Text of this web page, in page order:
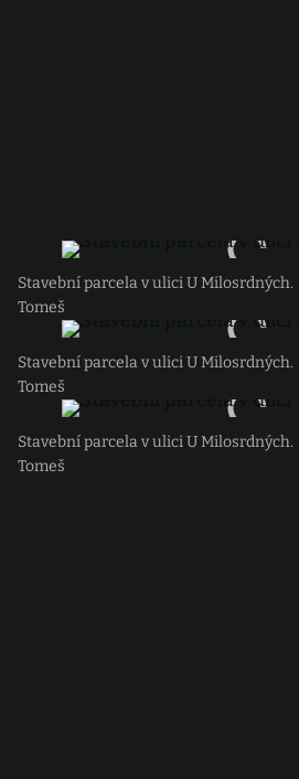
Stavební parcela v ulici U Milosrdných.
Tomeš
Stavební parcela v ulici U Milosrdných.
Tomeš
Stavební parcela v ulici U Milosrdných.
Tomeš